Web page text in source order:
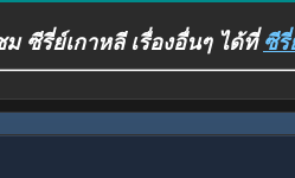
ซีรี่ย์เกาหลี เรื่องอื่นๆ ได้ที่ ซีรี่